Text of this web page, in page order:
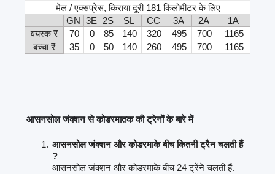
मेल / एक्सप्रेस, किराया दूरी 181 किलोमीटर के लिए
GN 3E 2S SL CC 3A 2A
1A
वयस्क ₹
70 0 85 140 320 495 700
1165
बच्चा ₹
35 0 50 140 260 495 700 1165
आसनसोल जंक्शन से कोडरमातक की ट्रेनों के बारे में
आसनसोल जंक्शन और कोडरमाके बीच कितनी ट्रैन चलती हैं
?
आसनसोल जंक्शन और कोडरमाके बीच 24 ट्रेंने चलती हैं.